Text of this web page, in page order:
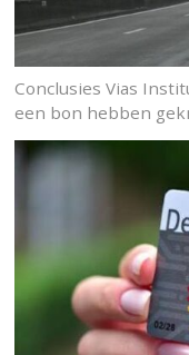
Conclusies Vias
een bon hebben